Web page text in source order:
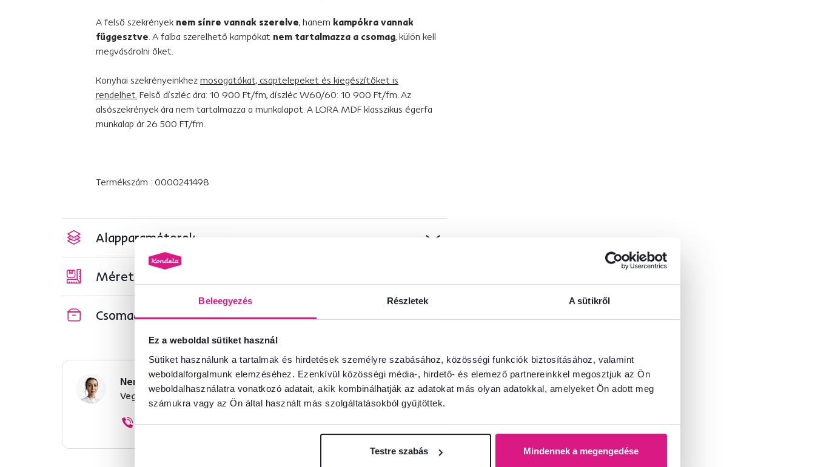
Beleegyezés Részletek A sütikről
Ez a weboldal sütiket használ
Sütiket használunk a tartalmak és hirdetések személyre szabásához, közösségi funkciók biztosításához, valamint
weboldalforgalmunk elemzéséhez. Ezenkívül közösségi média-, hirdető- és elemező partnereinkkel megosztjuk az Ön
weboldalhasználatra vonatkozó adatait, akik kombinálhatják az adatokat más olyan adatokkal, amelyeket Ön adott meg
számukra vagy az Ön által használt más szolgáltatásokból gyűjtöttek.
Testre szabás Mindennek a megengedése
A felső szekrények nem sínre vannak szerelve, hanem kampókra vannak
függesztve. A falba szerelhető kampókat nem tartalmazza a csomag, külön kell
megvásárolni őket.
Konyhai szekrényeinkhez mosogatókat, csaptelepeket és kiegészítőket is
rendelhet. Felső díszléc ára: 10 900 Ft/fm, díszléc W60/60: 10 900 Ft/fm. Az
alsószekrények ára nem tartalmazza a munkalapot. A LORA MDF klasszikus égerfa
munkalap ár 26 500 FT/fm.
Termékszám : 0000241498
Alapparaméterek
Méretek és specifikációk
Csomagolási információk
Nem találta meg a szükséges információkat?
Vegye fel velünk a kapcsolatot, és örömmel adunk tanácsot
+36 20 512 1458 Beszélgetés indítása